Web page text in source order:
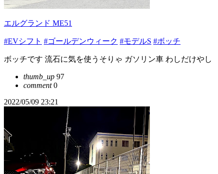
エルグランド ME51
#EVシフト #ゴールデンウィーク #モデルS #ボッチ
ボッチです 流石に気を使うそりゃ ガソリン車 わしだけやし
thumb_up 97
comment0
2022/05/09 23:21